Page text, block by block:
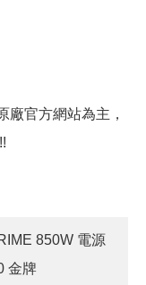
官方網站為主，
850W 電源
金牌